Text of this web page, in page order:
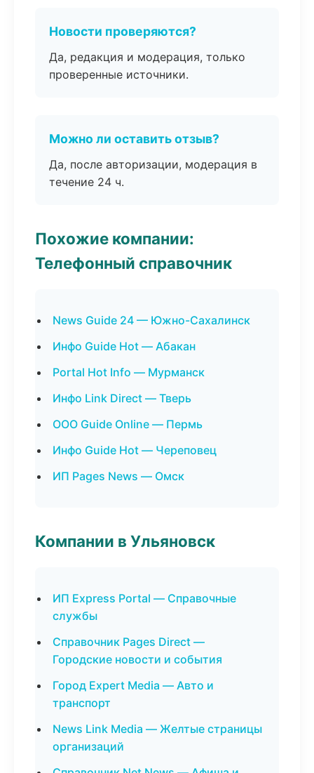
Новости проверяются?
Да, редакция и модерация, только
проверенные источники.
Можно ли оставить отзыв?
Да, после авторизации, модерация в
течение 24 ч.
Похожие компании:
Телефонный справочник
News Guide 24 — Южно-Сахалинск
Инфо Guide Hot — Абакан
Portal Hot Info — Мурманск
Инфо Link Direct — Тверь
ООО Guide Online — Пермь
Инфо Guide Hot — Череповец
ИП Pages News — Омск
Компании в Ульяновск
ИП Express Portal — Справочные
службы
Справочник Pages Direct —
Городские новости и события
Город Expert Media — Авто и
транспорт
News Link Media — Желтые страницы
организаций